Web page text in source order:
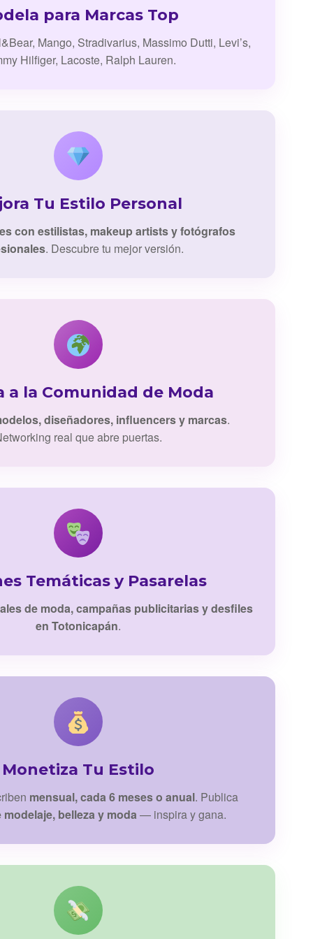
para Marcas Top
Mango, Stradivarius, Massimo Dutti, Levi’s,
Hilfiger, Lacoste, Ralph Lauren.
Tu Estilo Personal
con estilistas, makeup artists y fotógrafos
. Descubre tu mejor versión.
a la Comunidad de Moda
diseñadores, influencers y marcas.
real que abre puertas.
Temáticas y Pasarelas
de moda, campañas publicitarias y desfiles
en Totonicapán.
Monetiza Tu Estilo
mensual, cada 6 meses o anual. Publica
belleza y moda— inspira y gana.